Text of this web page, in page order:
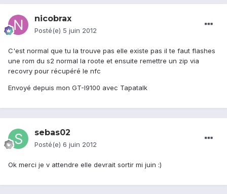
nicobrax
Posté(e) 5 juin 2012
C'est normal que tu la trouve pas elle existe pas il te faut flashes
une rom du s2 normal la roote et ensuite remettre un zip via
recovry pour récupéré le nfc
Envoyé depuis mon GT-I9100 avec Tapatalk
sebas02
Posté(e) 6 juin 2012
Ok merci je v attendre elle devrait sortir mi juin :)